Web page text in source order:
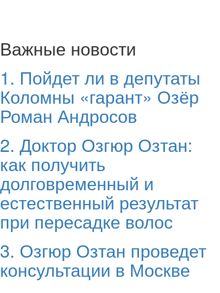
Важные новости
1. Пойдет ли в депутаты
Коломны «гарант» Озёр
Роман Андросов
2. Доктор Озгюр Озтан:
как получить
долговременный и
естественный результат
при пересадке волос
3. Озгюр Озтан проведет
консультации в Москве